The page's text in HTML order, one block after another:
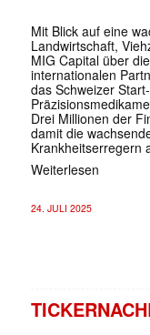
Mit Blick auf eine
Landwirtschaft,
MIG Capital über
internationalen
das Schweizer
Drei Millionen der
damit die
Krankheitserregern
Weiterlesen
24. JULI 2025